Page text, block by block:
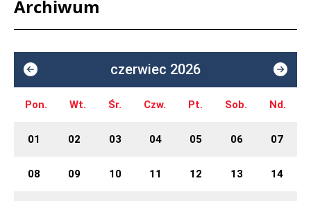
Archiwum
czerwiec 2026
Pon. Wt. Śr. Czw. Pt. Sob. Nd.
01 02 03 04 05 06 07
08 09 10 11 12 13 14